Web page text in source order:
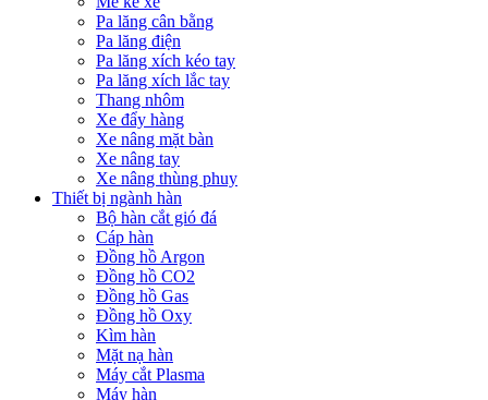
Pa lăng cân bằng
Pa lăng điện
Pa lăng xích kéo tay
Pa lăng xích lắc tay
Thang nhôm
Xe đẩy hàng
Xe nâng mặt bàn
Xe nâng tay
Xe nâng thùng phuy
Thiết bị ngành hàn
Bộ hàn cắt gió đá
Cáp hàn
Đồng hồ Argon
Đồng hồ CO2
Đồng hồ Gas
Đồng hồ Oxy
Kìm hàn
Mặt nạ hàn
Máy cắt Plasma
Máy hàn